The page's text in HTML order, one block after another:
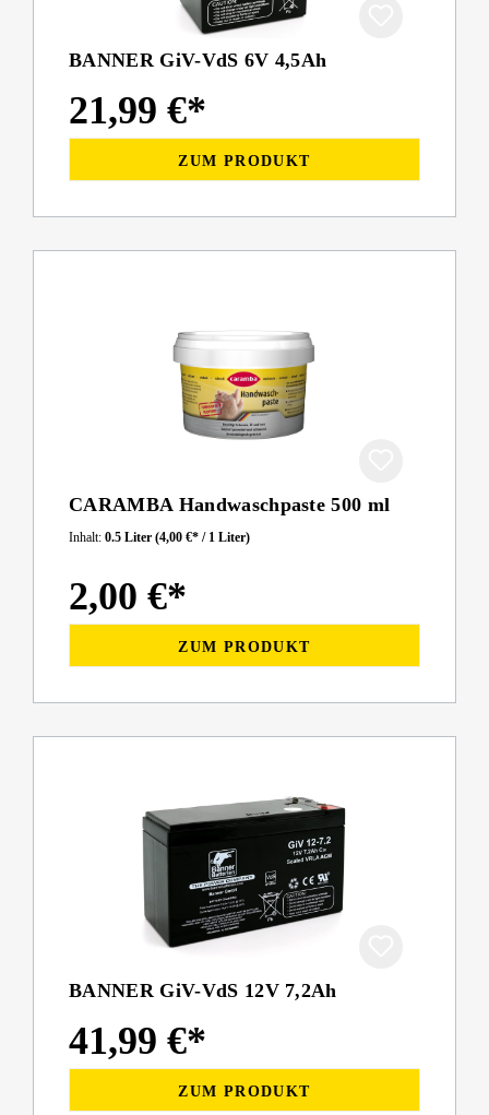
BANNER GiV-VdS 6V 4,5Ah
21,99 €*
ZUM PRODUKT
CARAMBA Handwaschpaste 500 ml
Inhalt: 0.5 Liter (4,00 €* / 1 Liter)
2,00 €*
ZUM PRODUKT
BANNER GiV-VdS 12V 7,2Ah
41,99 €*
ZUM PRODUKT